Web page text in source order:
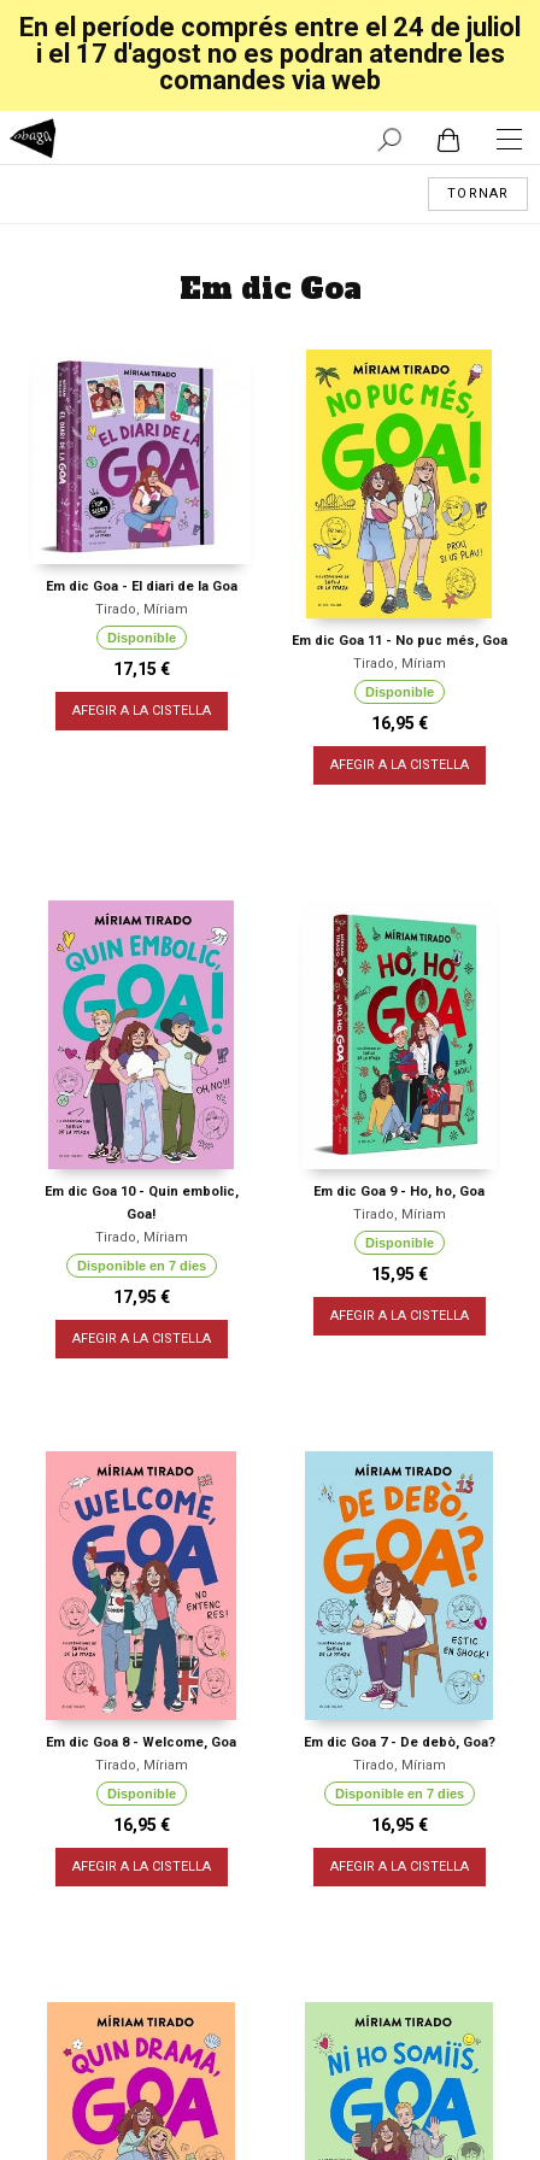
En el període comprés entre el 24 de juliol
i el 17 d'agost no es podran atendre les
comandes via web
TORNAR
Em dic Goa
Em dic Goa - El diari de la Goa
Tirado, Míriam
Disponible
17,15 €
AFEGIR A LA CISTELLA
Em dic Goa 11 - No puc més, Goa
Tirado, Míriam
Disponible
16,95 €
AFEGIR A LA CISTELLA
Em dic Goa 10 - Quin embolic,
Goa!
Tirado, Míriam
Disponible en 7 dies
17,95 €
AFEGIR A LA CISTELLA
Em dic Goa 9 - Ho, ho, Goa
Tirado, Míriam
Disponible
15,95 €
AFEGIR A LA CISTELLA
Em dic Goa 8 - Welcome, Goa
Tirado, Míriam
Disponible
16,95 €
AFEGIR A LA CISTELLA
Em dic Goa 7 - De debò, Goa?
Tirado, Míriam
Disponible en 7 dies
16,95 €
AFEGIR A LA CISTELLA